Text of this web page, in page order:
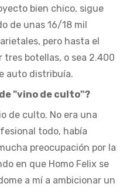
bien chico, sigue
de unas 16/18 mil
pero hasta el
tres botellas, o sea 2.400
auto distribuía.
"vino de culto"?
de culto. No era una
todo, había
preocupación por la
en que Homo Felix se
a mí a ambicionar un